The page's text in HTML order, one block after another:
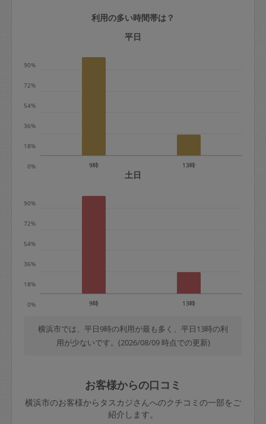
定期契約をキャンセルする場合、毎週定
期は月2回まで隔週定期は月1回までキャ
※キャンセル料金の設定について：
利用の多い時間帯は？
平日
0%
18%
36%
54%
72%
90%
9時 13時
土日
0%
18%
36%
54%
72%
90%
9時 13時
横浜市では、平日9時の利用が最も多く、平日13時の利
用が少ないです。(2026/08/09 時点での更新)
お客様からの口コミ
横浜市のお客様からタスカジさんへのクチコミの一部をご
紹介します。